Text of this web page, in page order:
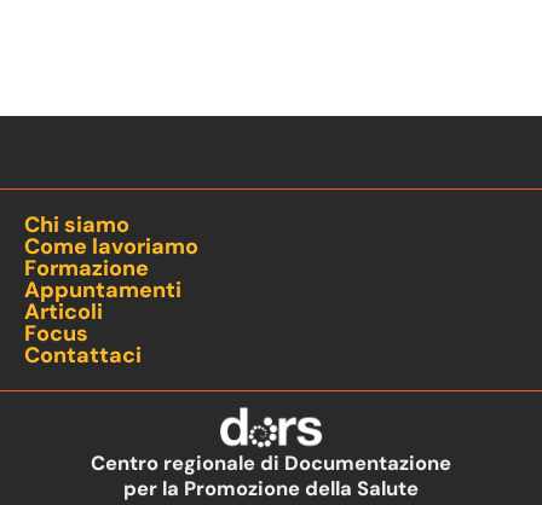
Chi siamo
Come lavoriamo
Formazione
Appuntamenti
Articoli
Focus
Contattaci
Centro regionale di Documentazione
per la Promozione della Salute